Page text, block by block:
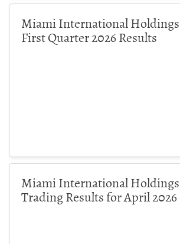
Miami International
First Quarter 2026 Results
Miami International
Trading Results for April 2026